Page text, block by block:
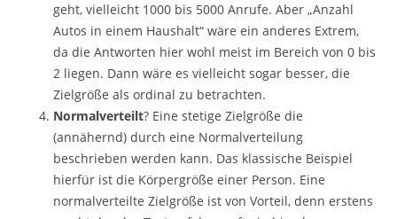
geht, vielleicht 1000 bis 5000 Anrufe. Aber „Anzahl
Autos in einem Haushalt“ wäre ein anderes Extrem,
da die Antworten hier wohl meist im Bereich von 0 bis
2 liegen. Dann wäre es vielleicht sogar besser, die
Zielgröße als ordinal zu betrachten.
Normalverteilt? Eine stetige Zielgröße die
(annähernd) durch eine Normalverteilung
beschrieben werden kann. Das klassische Beispiel
hierfür ist die Körpergröße einer Person. Eine
normalverteilte Zielgröße ist von Vorteil, denn erstens